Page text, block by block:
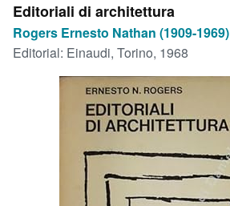
Consultar mis pedidos
Búsqueda avanzada
Libros antiguos
Arte y coleccionismo
Comenzar a vender
Editoriali di architettura
Rogers Ernesto Nathan (1909-1969)
Editorial: Einaudi, Torino, 1968